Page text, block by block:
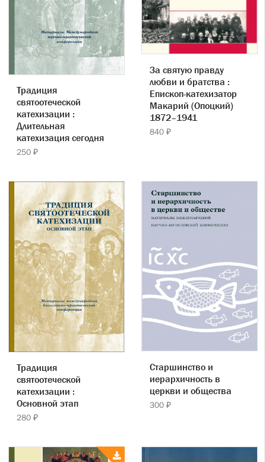
Традиция
святоотеческой
катехизации :
Длительная
катехизация сегодня
250 ₽
За святую правду
любви и братства :
Епископ-катехизатор
Макарий (Опоцкий)
1872–1941
840 ₽
Традиция
святоотеческой
катехизации :
Основной этап
280 ₽
Старшинство и
иерархичность в
церкви и общества
300 ₽